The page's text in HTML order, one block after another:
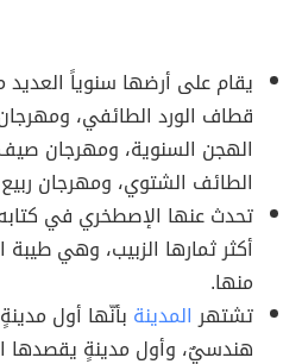
يقام على أرضها سنوياً
قطاف الورد الطائفي،
الهجن السنوية، ومهرجان
الطائف الشتوي، ومهرجان ربيع
تحدث عنها الإصطخري في
أكثر ثمارها الزبيب، وهي
منها.
تشتهرالمدينة بأنّها أول
هندسيٌ، وأول مدينةٍ يقصدها